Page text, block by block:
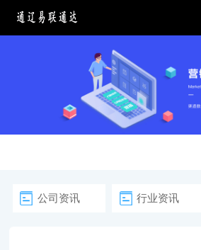
公司资讯 行业资讯